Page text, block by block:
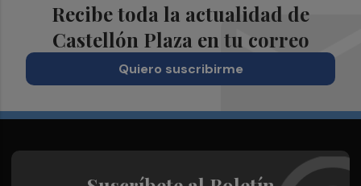
Recibe toda la actualidad de
Castellón Plaza en tu correo
Quiero suscribirme